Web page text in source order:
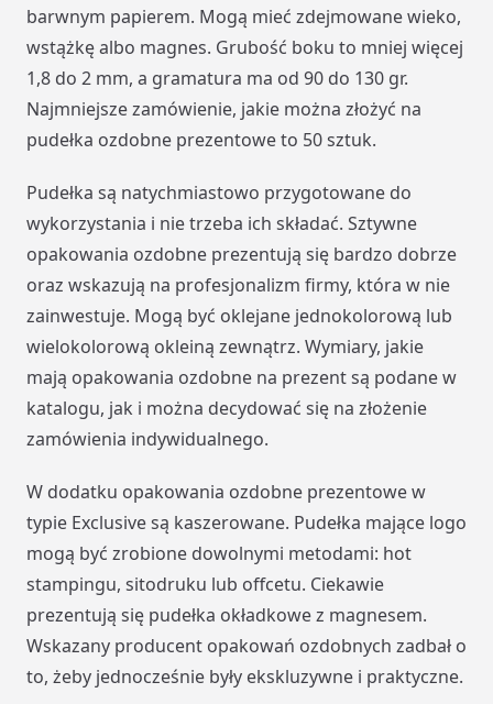
barwnym papierem. Mogą mieć zdejmowane wieko,
wstążkę albo magnes. Grubość boku to mniej więcej
1,8 do 2 mm, a gramatura ma od 90 do 130 gr.
Najmniejsze zamówienie, jakie można złożyć na
pudełka ozdobne prezentowe to 50 sztuk.
Pudełka są natychmiastowo przygotowane do
wykorzystania i nie trzeba ich składać. Sztywne
opakowania ozdobne prezentują się bardzo dobrze
oraz wskazują na profesjonalizm firmy, która w nie
zainwestuje. Mogą być oklejane jednokolorową lub
wielokolorową okleiną zewnątrz. Wymiary, jakie
mają opakowania ozdobne na prezent są podane w
katalogu, jak i można decydować się na złożenie
zamówienia indywidualnego.
W dodatku opakowania ozdobne prezentowe w
typie Exclusive są kaszerowane. Pudełka mające logo
mogą być zrobione dowolnymi metodami: hot
stampingu, sitodruku lub offcetu. Ciekawie
prezentują się pudełka okładkowe z magnesem.
Wskazany producent opakowań ozdobnych zadbał o
to, żeby jednocześnie były ekskluzywne i praktyczne.